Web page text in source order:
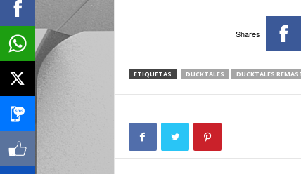
Shares
ETIQUETAS DUCKTALES DUCKTALES